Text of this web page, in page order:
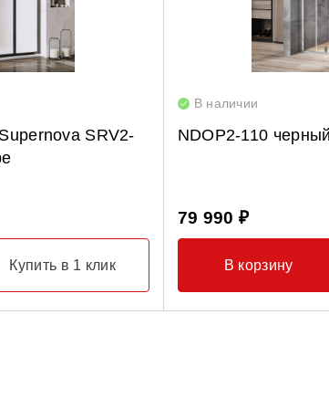
SRV2-
Купить в 1 клик
В наличии
NDOP2-110
79 990 ₽
В корзину